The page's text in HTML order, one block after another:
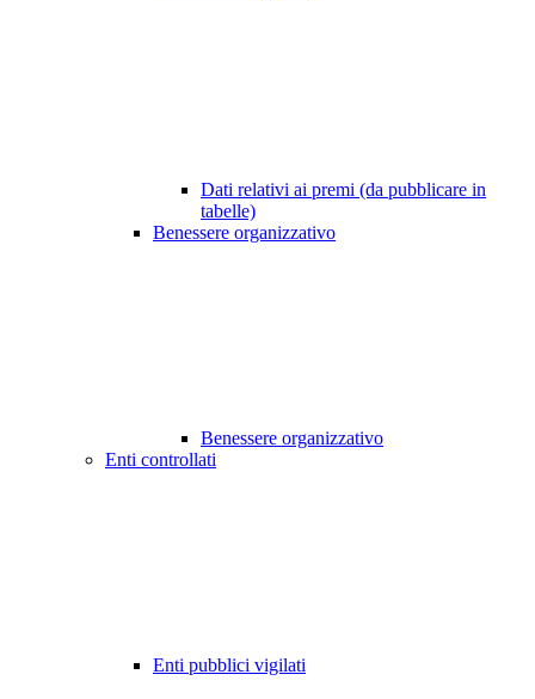
Dati relativi ai premi (da pubblicare in
tabelle)
Benessere organizzativo
Benessere organizzativo
Enti controllati
Enti pubblici vigilati